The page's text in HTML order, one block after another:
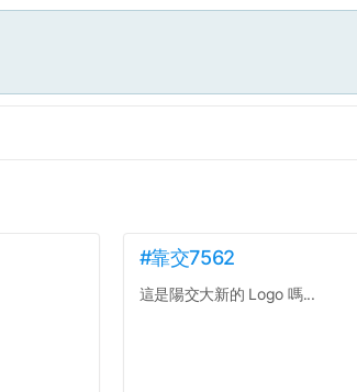
#靠交7562
這是陽交大新的 Logo 嗎...